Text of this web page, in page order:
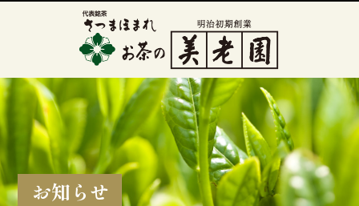
お知らせ